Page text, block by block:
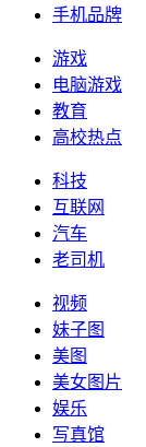
手机品牌
游戏
电脑游戏
教育
高校热点
科技
互联网
汽车
老司机
视频
妹子图
美图
美女图片
娱乐
写真馆